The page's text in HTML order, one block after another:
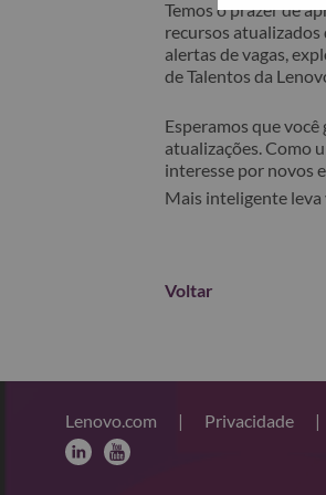
Temos o prazer de
recursos atualizados
alertas de vagas,
de Talentos da
Esperamos que
atualizações. Como
interesse por novos
Mais inteligente leva
Voltar
Lenovo.com | Privacidade |